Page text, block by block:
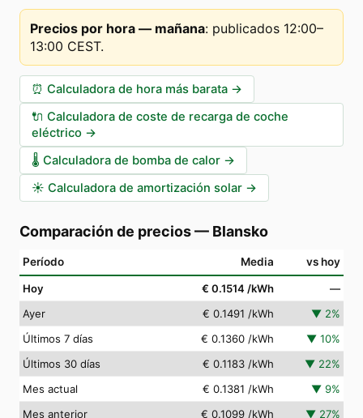
Precios por hora — mañana: publicados 12:00–
13:00 CEST.
⏰ Calculadora de hora más barata →
🔌 Calculadora de coste de recarga de coche
eléctrico →
🌡️ Calculadora de bomba de calor →
☀️ Calculadora de amortización solar →
Comparación de precios— Blansko
Período Media vs hoy
Hoy € 0.1514 /kWh
—
Ayer
€ 0.1491 /kWh ▼ 2%
Últimos 7 días
€ 0.1360 /kWh ▼ 10%
Últimos 30 días
€ 0.1183 /kWh ▼ 22%
Mes actual
€ 0.1381 /kWh ▼ 9%
Mes anterior
€ 0.1099 /kWh ▼ 27%